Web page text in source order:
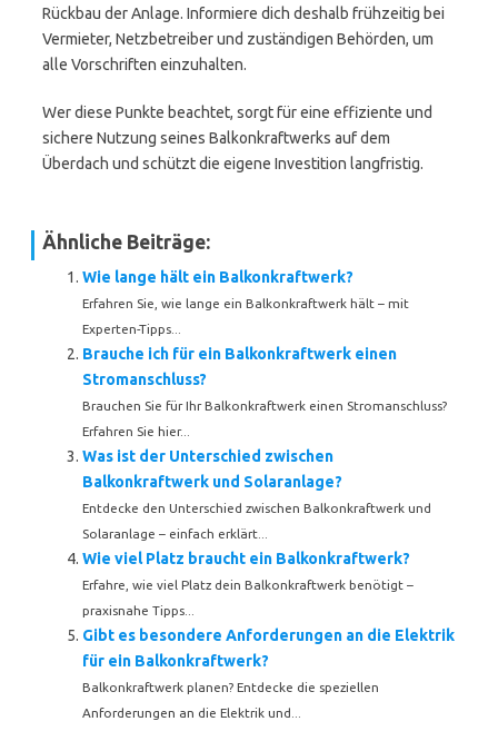
Rückbau der Anlage. Informiere dich deshalb frühzeitig bei
Vermieter, Netzbetreiber und zuständigen Behörden, um
alle Vorschriften einzuhalten.
Wer diese Punkte beachtet, sorgt für eine effiziente und
sichere Nutzung seines Balkonkraftwerks auf dem
Überdach und schützt die eigene Investition langfristig.
Ähnliche Beiträge:
Wie lange hält ein Balkonkraftwerk?
Erfahren Sie, wie lange ein Balkonkraftwerk hält – mit
Experten-Tipps...
Brauche ich für ein Balkonkraftwerk einen
Stromanschluss?
Brauchen Sie für Ihr Balkonkraftwerk einen Stromanschluss?
Erfahren Sie hier...
Was ist der Unterschied zwischen
Balkonkraftwerk und Solaranlage?
Entdecke den Unterschied zwischen Balkonkraftwerk und
Solaranlage – einfach erklärt...
Wie viel Platz braucht ein Balkonkraftwerk?
Erfahre, wie viel Platz dein Balkonkraftwerk benötigt –
praxisnahe Tipps...
Gibt es besondere Anforderungen an die Elektrik
für ein Balkonkraftwerk?
Balkonkraftwerk planen? Entdecke die speziellen
Anforderungen an die Elektrik und...